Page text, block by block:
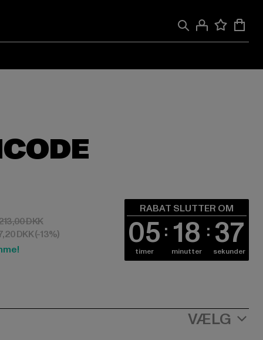
DKK
DKKKampagnepris: 213,00 DKK
DKK(-13%)
RABAT SLUTTER OM
05
timer 18
minutter 36
sekunder
VÆLG